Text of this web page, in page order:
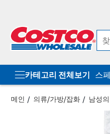
카테고리 전체보기 스
메인 의류/가방/잡화 남성